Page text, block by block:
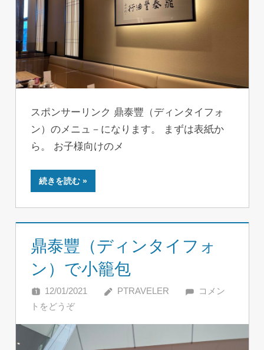
スポンサーリンク 鼎泰豐（ディンタイフォ
ン）のメニュ－になります。 まずは表紙か
ら。 お子様向けのメ
続きを読む
鼎泰豐（ディンタイフォ
ン）で小籠包
12/01/2021 PTRAVELER
コメン
トをどうぞ